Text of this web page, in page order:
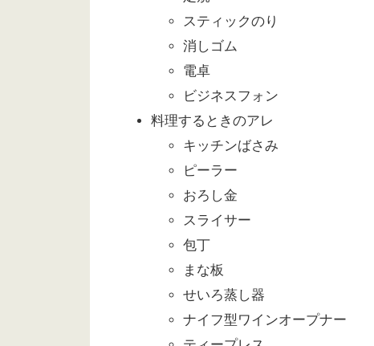
スティックのり
消しゴム
電卓
ビジネスフォン
料理するときのアレ
キッチンばさみ
ピーラー
おろし金
スライサー
包丁
まな板
せいろ蒸し器
ナイフ型ワインオープナー